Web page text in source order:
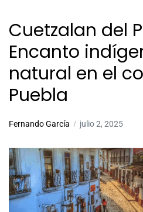
Cuetzalan del
Encanto
natural en el
Puebla
Fernando García julio 2, 2025